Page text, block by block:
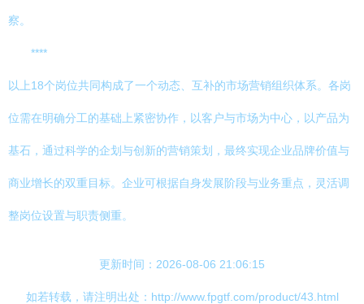
察。
****
以上18个岗位共同构成了一个动态、互补的市场营销组织体系。各岗
位需在明确分工的基础上紧密协作，以客户与市场为中心，以产品为
基石，通过科学的企划与创新的营销策划，最终实现企业品牌价值与
商业增长的双重目标。企业可根据自身发展阶段与业务重点，灵活调
整岗位设置与职责侧重。
更新时间：2026-08-06 21:06:15
如若转载，请注明出处：http://www.fpgtf.com/product/43.html